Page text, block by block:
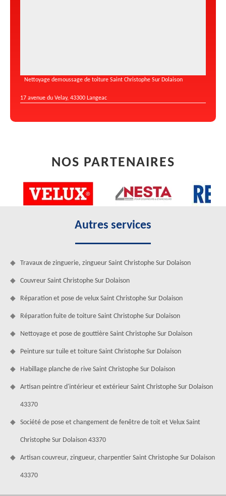
Nettoyage demoussage de toiture Saint Christophe Sur Dolaison
17 avenue du Velay, 43300 Langeac
NOS PARTENAIRES
Autres services
Travaux de zinguerie, zingueur Saint Christophe Sur Dolaison
Couvreur Saint Christophe Sur Dolaison
Réparation et pose de velux Saint Christophe Sur Dolaison
Réparation fuite de toiture Saint Christophe Sur Dolaison
Nettoyage et pose de gouttière Saint Christophe Sur Dolaison
Peinture sur tuile et toiture Saint Christophe Sur Dolaison
Habillage planche de rive Saint Christophe Sur Dolaison
Artisan peintre d'intérieur et extérieur Saint Christophe Sur Dolaison
43370
Société de pose et changement de fenêtre de toit et Velux Saint
Christophe Sur Dolaison 43370
Artisan couvreur, zingueur, charpentier Saint Christophe Sur Dolaison
43370